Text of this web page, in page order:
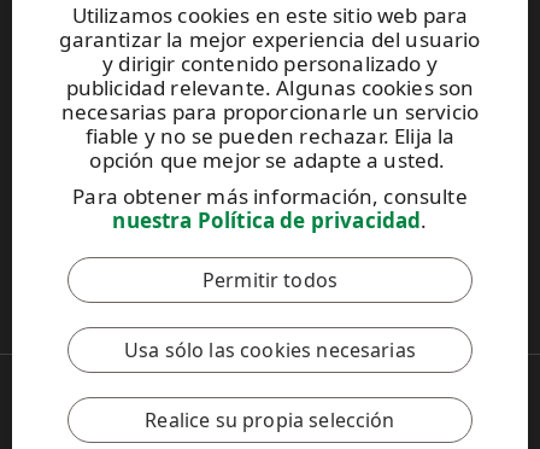
Utilizamos cookies en este sitio web para
garantizar la mejor experiencia del usuario
y dirigir contenido personalizado y
publicidad relevante. Algunas cookies son
necesarias para proporcionarle un servicio
fiable y no se pueden rechazar. Elija la
opción que mejor se adapte a usted.
Para obtener más información, consulte
nuestra Política de privacidad.
Permitir todos
Usa sólo las cookies necesarias
Realice su propia selección
UPM Raflatac Graphics Solutions
UPM Raflatac Office Products
UPM Raflatac Industrial Removables
Contactos
Este sitio está protegido por reCAPTCHA y se aplican
Política de privacidad y losTérminos de servicio
Código de Conducta de UPM
Copyright © 2026 UPM
UPM Global
Aviso legal